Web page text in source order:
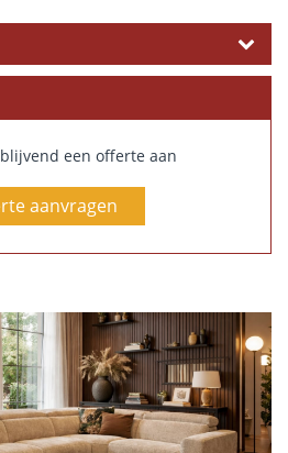
een offerte aan
aanvragen